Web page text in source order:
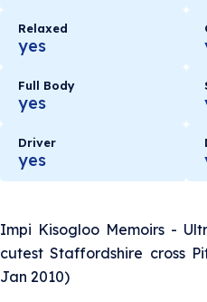
Relaxed
yes
Full Body
yes
Driver
yes
Impi Kisogloo Memoirs -
cutest Staffordshire cross
Jan 2010)